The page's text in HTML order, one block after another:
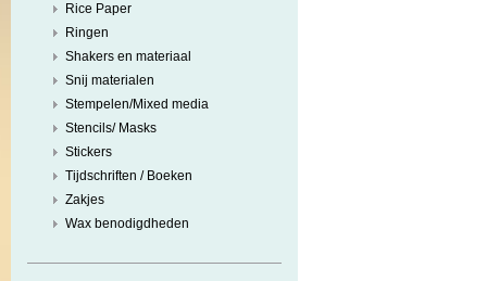
Rice Paper
Ringen
Shakers en materiaal
Snij materialen
Stempelen/Mixed media
Stencils/ Masks
Stickers
Tijdschriften / Boeken
Zakjes
Wax benodigdheden